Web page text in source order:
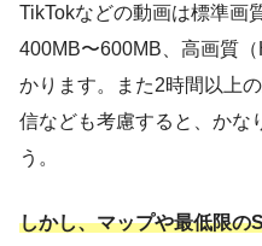
TikTokなどの動画は標準画
400MB〜600MB、高画質
かります。また2時間以上
信なども考慮すると、かな
う。
しかし、マップや最低限の